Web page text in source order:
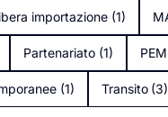
importazione (1)
Partenariato (1) PEM
(1) Transito (3)